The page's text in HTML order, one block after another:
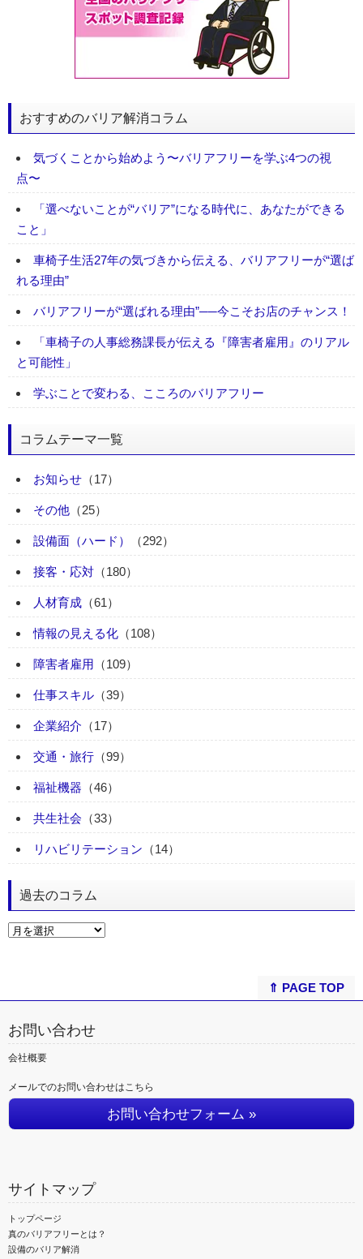
おすすめのバリア解消コラム
気づくことから始めよう〜バリアフリーを学ぶ4つの視
点〜
「選べないことが“バリア”になる時代に、あなたができる
こと」
車椅子生活27年の気づきから伝える、バリアフリーが“選ば
れる理由”
バリアフリーが“選ばれる理由”──今こそお店のチャンス！
「車椅子の人事総務課長が伝える『障害者雇用』のリアル
と可能性」
学ぶことで変わる、こころのバリアフリー
コラムテーマ一覧
お知らせ （17）
その他 （25）
設備面（ハード） （292）
接客・応対 （180）
人材育成 （61）
情報の見える化 （108）
障害者雇用 （109）
仕事スキル （39）
企業紹介 （17）
交通・旅行 （99）
福祉機器 （46）
共生社会 （33）
リハビリテーション （14）
過去のコラム
⇑ PAGE TOP
お問い合わせ
会社概要
メールでのお問い合わせはこちら
お問い合わせフォーム »
サイトマップ
トップページ
真のバリアフリーとは？
設備のバリア解消